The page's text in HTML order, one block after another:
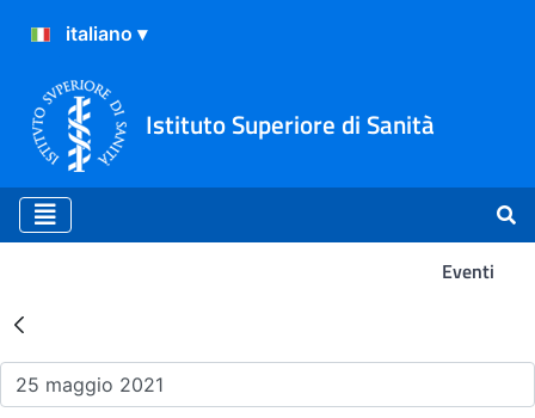
Istituto Superiore di Sanità
Eventi
Risultati della Ricerca -